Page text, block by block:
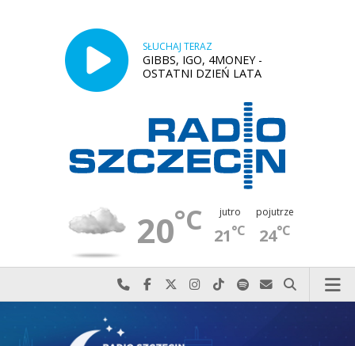
SŁUCHAJ TERAZ
GIBBS, IGO, 4MONEY -
OSTATNI DZIEŃ LATA
20°C jutro
21°C
pojutrze
24°C
Najlepiej po prostu do nas zadzwoń
Odwiedź nas na Facebook-u
Odwiedź nas na X
Odwiedź nas na Instagram-ie
Odwiedź nas na TikTok-u
Szukaj nas na Spotify
Wyślij do nas
Szukaj